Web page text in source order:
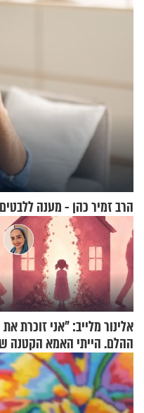
הרב זמיר כהן - מענה
אלינור מלייב: "אני זוכרת את
ההלם. הייתי האמא הקטנה
הבית"